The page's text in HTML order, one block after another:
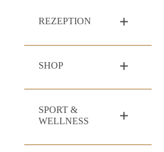
REZEPTION
SHOP
SPORT &
WELLNESS